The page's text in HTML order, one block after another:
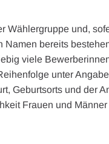
Wählergruppe und,
bereits
viele
unter
Geburtsorts und der
Frauen und